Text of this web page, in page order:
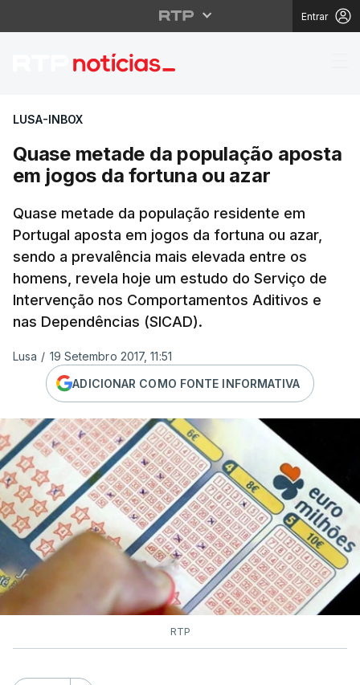
Entrar
Quase metade da
LUSA-INBOX
Quase metade da população aposta
em jogos da fortuna ou azar
Quase metade da população residente em
Portugal aposta em jogos da fortuna ou azar,
sendo a prevalência mais elevada entre os
homens, revela hoje um estudo do Serviço de
Intervenção nos Comportamentos Aditivos e
nas Dependências (SICAD).
Lusa / 19 Setembro 2017, 11:51
ADICIONAR COMO FONTE INFORMATIVA
RTP